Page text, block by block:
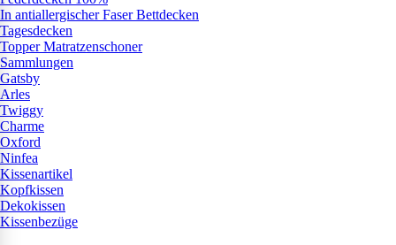
In antiallergischer Faser Bettdecken
Tagesdecken
Topper Matratzenschoner
Sammlungen
Gatsby
Arles
Twiggy
Charme
Oxford
Ninfea
Kissenartikel
Kopfkissen
Dekokissen
Kissenbezüge